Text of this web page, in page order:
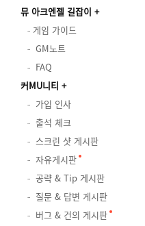
뮤 아크엔젤 길잡이
게임 가이드
GM노트
FAQ
커MU니티
가입 인사
출석 체크
스크린 샷 게시판
자유게시판
공략 & Tip 게시판
질문 & 답변 게시판
버그 & 건의 게시판